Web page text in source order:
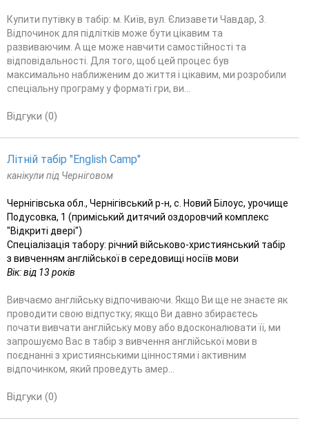
Купити путівку в табір: м. Київ, вул. Єлизавети Чавдар, 3.
Відпочинок для підлітків може бути цікавим та
развиваючим. А ще може навчити самостійності та
відповідальності. Для того, щоб цей процес був
максимально наближеним до життя і цікавим, ми розробили
спеціальну програму у форматі гри, ви...
Відгуки (0)
Літній табір "English Camp"
канікули під Черніговом
Чернігівська обл., Чернігівський р-н, с. Новий Білоус, урочище
Подусовка, 1 (приміський дитячий оздоровчий комплекс
"Відкриті двері")
Спеціалізація табору: річний військово-християнський табір
з вивченням англійської в середовищі носіїв мови
Вік: від 13 років
Вивчаємо англійську відпочиваючи. Якщо Ви ще не знаєте як
проводити свою відпустку; якщо Ви давно збираєтесь
почати вивчати англійську мову або вдосконалювати її, ми
запрошуємо Вас в табір з вивчення англійської мови в
поєднанні з християнськими цінностями і активним
відпочинком, який проведуть амер...
Відгуки (0)